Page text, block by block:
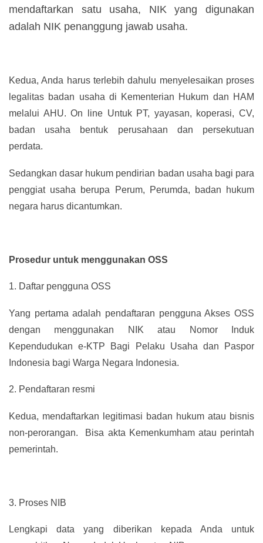
mendaftarkan satu usaha, NIK yang digunakan
adalah NIK penanggung jawab usaha.
Kedua, Anda harus terlebih dahulu menyelesaikan proses
legalitas badan usaha di Kementerian Hukum dan HAM
melalui AHU. On line Untuk PT, yayasan, koperasi, CV,
badan usaha bentuk perusahaan dan persekutuan
perdata.
Sedangkan dasar hukum pendirian badan usaha bagi para
penggiat usaha berupa Perum, Perumda, badan hukum
negara harus dicantumkan.
Prosedur untuk menggunakan OSS
1. Daftar pengguna OSS
Yang pertama adalah pendaftaran pengguna Akses OSS
dengan menggunakan NIK atau Nomor Induk
Kependudukan e-KTP Bagi Pelaku Usaha dan Paspor
Indonesia bagi Warga Negara Indonesia.
2. Pendaftaran resmi
Kedua, mendaftarkan legitimasi badan hukum atau bisnis
non-perorangan. Bisa akta Kemenkumham atau perintah
pemerintah.
3. Proses NIB
Lengkapi data yang diberikan kepada Anda untuk